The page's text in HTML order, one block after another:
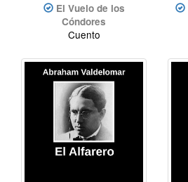
El Vuelo de los
Cóndores
Cuento